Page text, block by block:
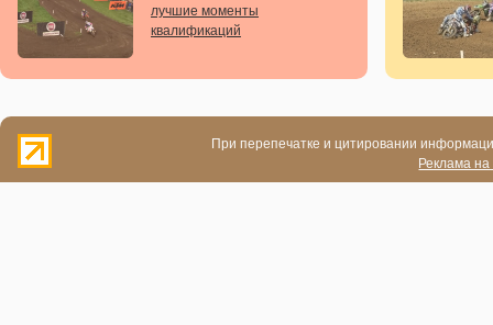
лучшие моменты
квалификаций
При перепечатке и цитировании
Реклама на